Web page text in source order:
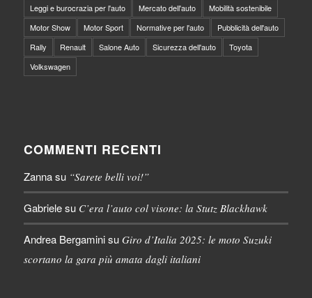
Leggi e burocrazia per l'auto
Mercato dell'auto
Mobilità sostenibile
Motor Show
Motor Sport Normative per l'auto
Pubblicità dell'auto
Rally
Renault Salone Auto Sicurezza dell'auto
Toyota
Volkswagen
COMMENTI RECENTI
Zannasu “Sarete belli voi!”
Gabrielesu C’era l’auto col visone: la Stutz Blackhawk
Andrea Bergaminisu Giro d’Italia 2025: le moto Suzuki
scortano la gara più amata dagli italiani